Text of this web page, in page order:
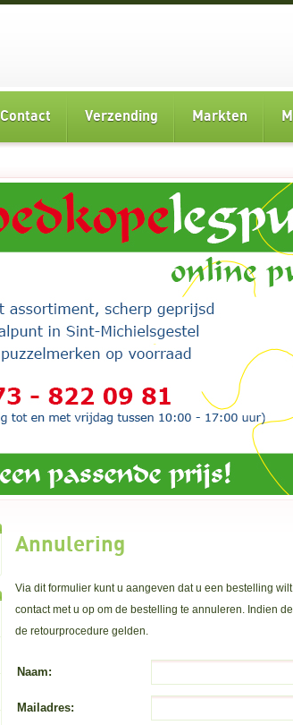
Contact Verzending Markten
Annulering
Via dit formulier kunt u aangeven dat u een bestelling
contact met u op om de bestelling te annuleren. Indien
de retourprocedure gelden.
Naam:
Mailadres: